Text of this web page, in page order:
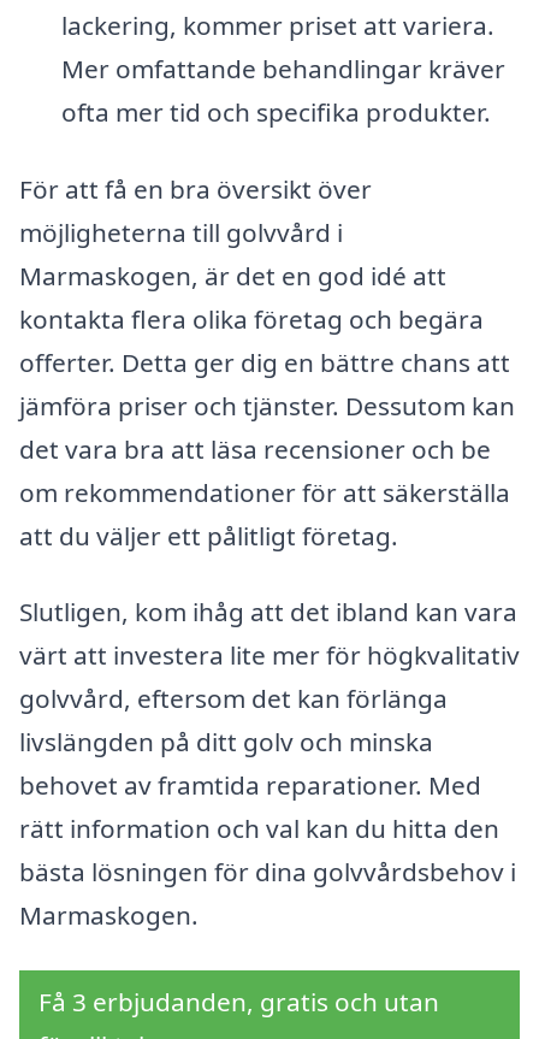
lackering, kommer priset att variera.
Mer omfattande behandlingar kräver
ofta mer tid och specifika produkter.
För att få en bra översikt över
möjligheterna till golvvård i
Marmaskogen, är det en god idé att
kontakta flera olika företag och begära
offerter. Detta ger dig en bättre chans att
jämföra priser och tjänster. Dessutom kan
det vara bra att läsa recensioner och be
om rekommendationer för att säkerställa
att du väljer ett pålitligt företag.
Slutligen, kom ihåg att det ibland kan vara
värt att investera lite mer för högkvalitativ
golvvård, eftersom det kan förlänga
livslängden på ditt golv och minska
behovet av framtida reparationer. Med
rätt information och val kan du hitta den
bästa lösningen för dina golvvårdsbehov i
Marmaskogen.
Få 3 erbjudanden, gratis och utan